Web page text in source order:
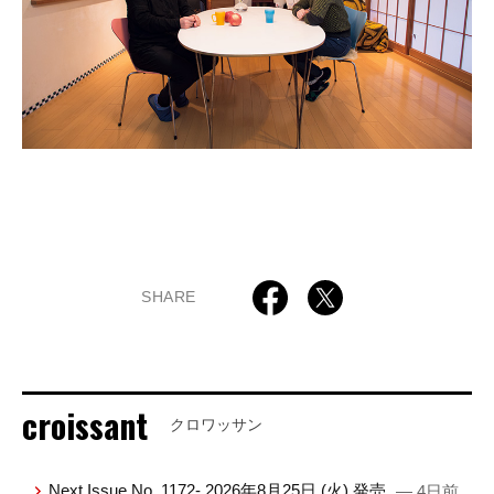
SHARE
croissant クロワッサン
Next Issue No. 1172- 2026年8月25日 (火) 発売